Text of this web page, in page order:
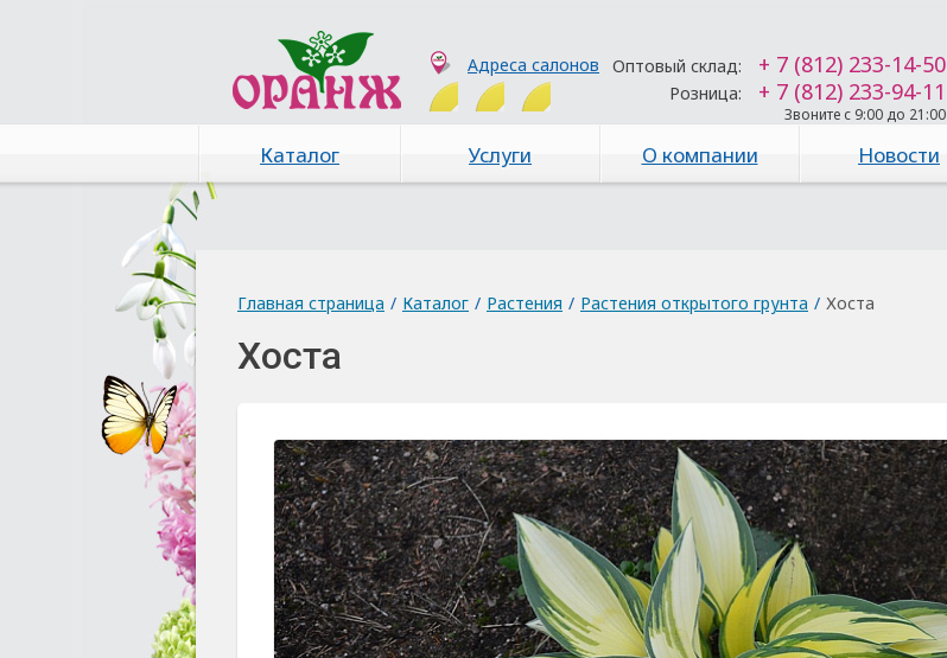
Адреса салонов Оптовый склад: + 7 (812) 233-14-50
Розница: + 7 (812) 233-94-11
Звоните с 9:00 до 21:00
Каталог Услуги О компании Новости
Главная страница / Каталог / Растения / Растения открытого грунта / Хоста
Хоста